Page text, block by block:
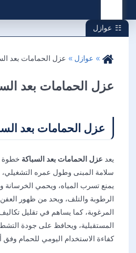
القائمة
عوازل
عوازل عزل الحمامات بعد
عزل الحمامات بعد
عزل الحمامات بعد
يعد عزل الحمامات بعد السباكة خطوة
سلامة المبنى وطول عمره التشغيلي،
يمنع تسرب المياه، ويحمي الخرسانة
الرطوبة والتلف، ويحد من ظهور العفن
المرغوبة، كما يساهم في تقليل
المستقبلية، ويحافظ على جودة
كفاءة الاستخدام اليومي للحمام وفق